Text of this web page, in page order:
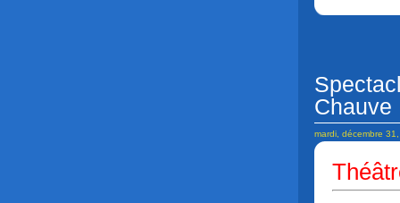
Chauve
mardi, décembre